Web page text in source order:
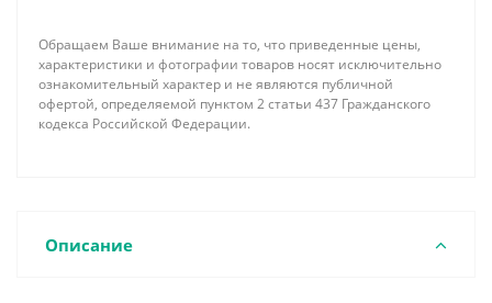
Обращаем Ваше внимание на то, что приведенные цены,
характеристики и фотографии товаров носят исключительно
ознакомительный характер и не являются публичной
офертой, определяемой пунктом 2 статьи 437 Гражданского
кодекса Российской Федерации.
Описание